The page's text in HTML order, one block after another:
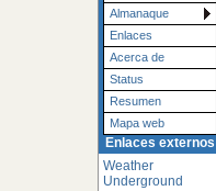
Almanaque
Enlaces
Acerca de
Status
Resumen
Mapa web
Enlaces externos
Weather
Underground